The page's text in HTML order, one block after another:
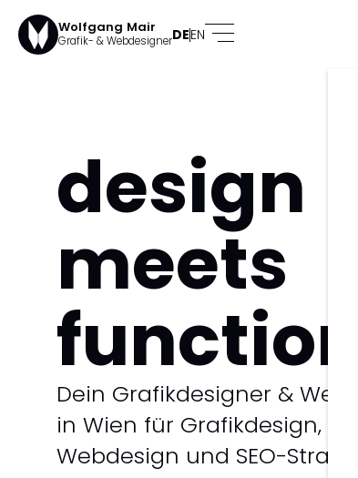
Wolfgang Mair
Grafik- & WebdesignerDEEN
design
meets
Dein Grafikdesigner &
in Wien für Grafikdesign,
Webdesign und SEO-